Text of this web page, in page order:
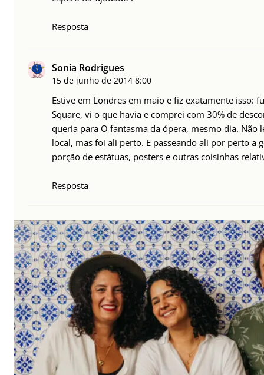
Resposta
Sonia Rodrigues
15 de junho de 2014 8:00
Estive em Londres em maio e fiz exatamente isso:
Square, vi o que havia e comprei com 30% de
queria para O fantasma da ópera, mesmo dia. Não
local, mas foi ali perto. E passeando ali por perto a
porção de estátuas, posters e outras coisinhas
Resposta